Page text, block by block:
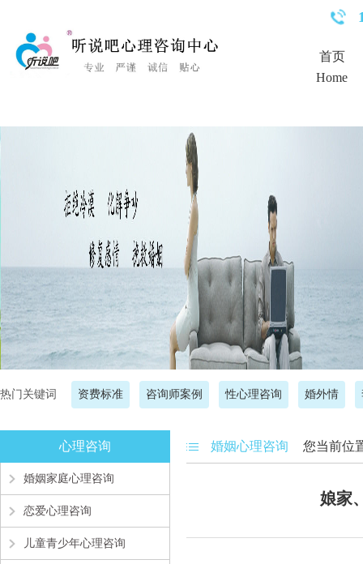
<%Response.Status="404 Moved Permanently"%>
首页
Home
热门关键词 资费标准 咨询师案例 性心理咨询 婚外情
心理咨询
婚姻家庭心理咨询
恋爱心理咨询
儿童青少年心理咨询
婚姻心理咨询 您当前位
娘家